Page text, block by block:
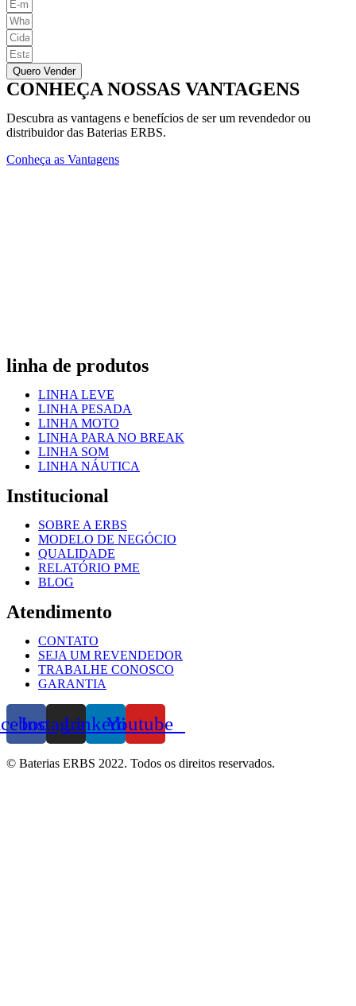
Quero Vender
CONHEÇA NOSSAS VANTAGENS
Descubra as vantagens e benefícios de ser um revendedor ou
distribuidor das Baterias ERBS.
Conheça as Vantagens
linha de produtos
LINHA LEVE
LINHA PESADA
LINHA MOTO
LINHA PARA NO BREAK
LINHA SOM
LINHA NÁUTICA
Institucional
SOBRE A ERBS
MODELO DE NEGÓCIO
QUALIDADE
RELATÓRIO PME
BLOG
Atendimento
CONTATO
SEJA UM REVENDEDOR
TRABALHE CONOSCO
GARANTIA
InstagramLinkedinYoutube
© Baterias ERBS 2022. Todos os direitos reservados.